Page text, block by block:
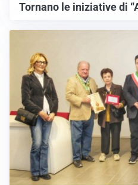
Tornano le iniziative di